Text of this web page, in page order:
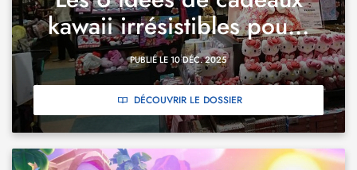
kawaii irrésistibles pou...
PUBLIÉ LE 10 DÉC. 2025
DÉCOUVRIR LE DOSSIER